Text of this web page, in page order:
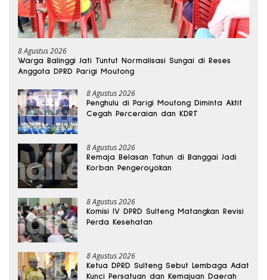
8 Agustus 2026
Warga Balinggi Jati Tuntut Normalisasi Sungai di Reses
Anggota DPRD Parigi Moutong
8 Agustus 2026
Penghulu di Parigi Moutong Diminta Aktif
Cegah Perceraian dan KDRT
8 Agustus 2026
Remaja Belasan Tahun di Banggai Jadi
Korban Pengeroyokan
8 Agustus 2026
Komisi IV DPRD Sulteng Matangkan Revisi
Perda Kesehatan
8 Agustus 2026
Ketua DPRD Sulteng Sebut Lembaga Adat
Kunci Persatuan dan Kemajuan Daerah